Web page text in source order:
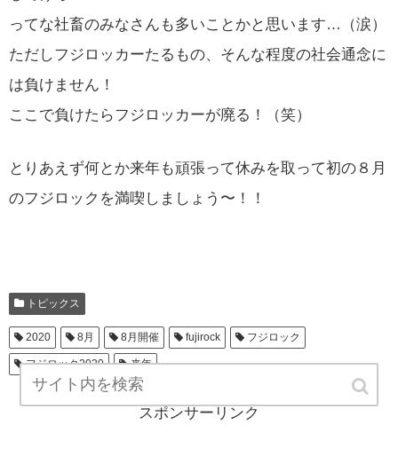
ってな社畜のみなさんも多いことかと思います…（涙）
ただしフジロッカーたるもの、そんな程度の社会通念に
は負けません！
ここで負けたらフジロッカーが廃る！（笑）
とりあえず何とか来年も頑張って休みを取って初の８月
のフジロックを満喫しましょう〜！！
トピックス
2020 8月 8月開催 fujirock フジロック
フジロック2020 来年
スポンサーリンク